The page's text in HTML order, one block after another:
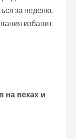
за неделю.
избавит
на веках и